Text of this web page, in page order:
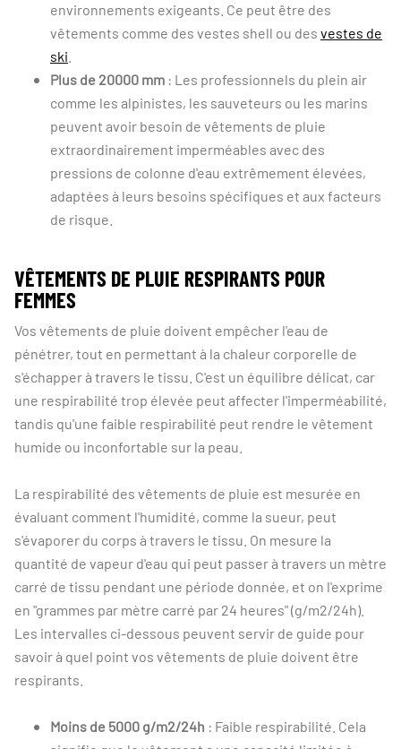
environnements exigeants. Ce peut être des
vêtements comme des vestes shell ou des vestes de
ski
Plus de 20000 mm : Les professionnels du plein air
comme les alpinistes, les sauveteurs ou les marins
peuvent avoir besoin de vêtements de pluie
extraordinairement imperméables avec des
pressions de colonne d'eau extrêmement élevées,
adaptées à leurs besoins spécifiques et aux facteurs
de risque.
VÊTEMENTS DE PLUIE RESPIRANTS POUR
FEMMES
Vos vêtements de pluie doivent empêcher l'eau de
pénétrer, tout en permettant à la chaleur corporelle de
s'échapper à travers le tissu. C'est un équilibre délicat, car
une respirabilité trop élevée peut affecter l'imperméabilité,
tandis qu'une faible respirabilité peut rendre le vêtement
humide ou inconfortable sur la peau.
La respirabilité des vêtements de pluie est mesurée en
évaluant comment l'humidité, comme la sueur, peut
s'évaporer du corps à travers le tissu. On mesure la
quantité de vapeur d'eau qui peut passer à travers un mètre
carré de tissu pendant une période donnée, et on l'exprime
en "grammes par mètre carré par 24 heures" (g/m2/24h).
Les intervalles ci-dessous peuvent servir de guide pour
savoir à quel point vos vêtements de pluie doivent être
respirants.
Moins de 5000 g/m2/24h : Faible respirabilité. Cela